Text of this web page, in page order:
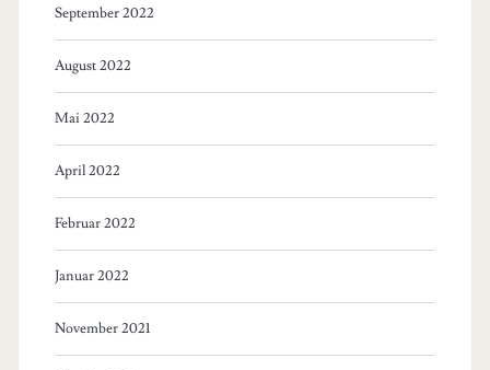
September 2022
August 2022
Mai 2022
April 2022
Februar 2022
Januar 2022
November 2021